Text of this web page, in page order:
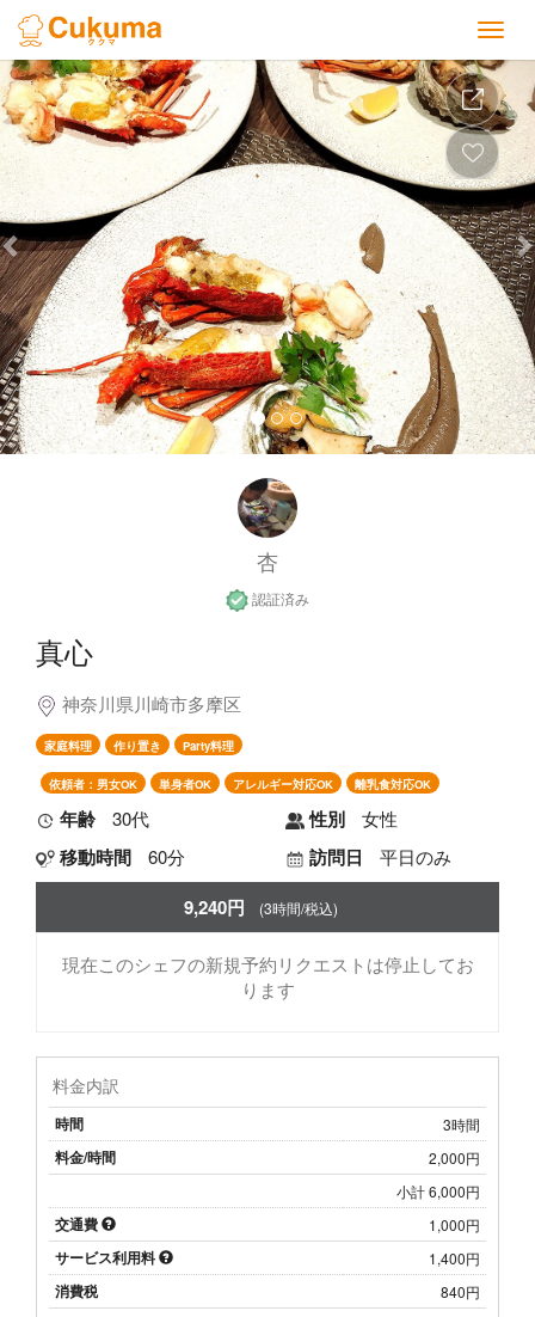
Previous
杏
認証済み
真心
神奈川県川崎市多摩区
家庭料理 作り置き Party料理
依頼者：男女OK 単身者OK アレルギー対応OK 離乳食対応OK
年齢 30代 性別 女性
移動時間 60分 訪問日 平日のみ
9,240円 (3時間/税込)
現在このシェフの新規予約リクエストは停止してお
ります
料金内訳
時間 3時間
料金/時間
2,000円
小計 6,000円
交通費 1,000円
サービス利用料 1,400円
消費税 840円